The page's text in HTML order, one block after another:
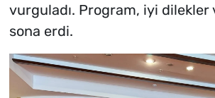
vurguladı. Program, iyi dilekler
sona erdi.